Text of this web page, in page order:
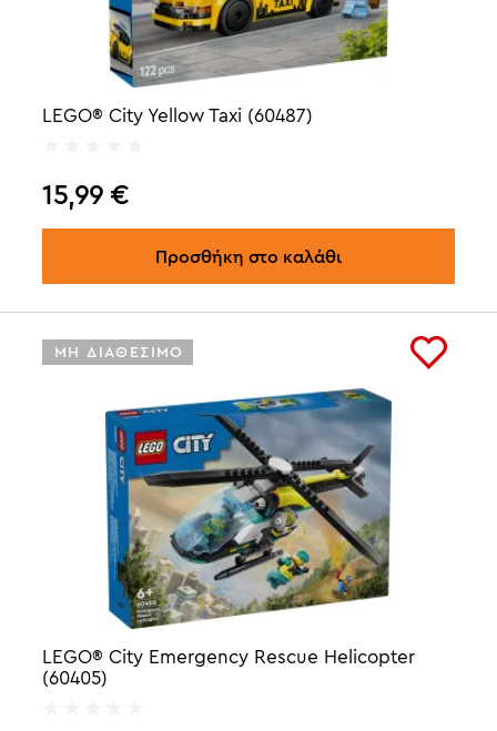
LEGO® City Yellow Taxi (60487)
15,99 €
Προσθήκη στο καλάθι
ΜΗ ΔΙΑΘΕΣΙΜΟ
LEGO® City Emergency Rescue Helicopter
(60405)